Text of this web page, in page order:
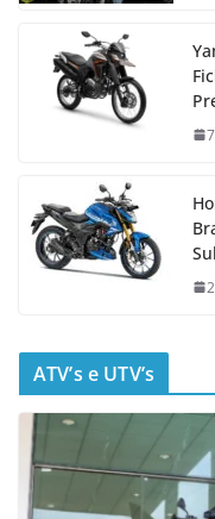
Sul
ATV’s e UTV’s